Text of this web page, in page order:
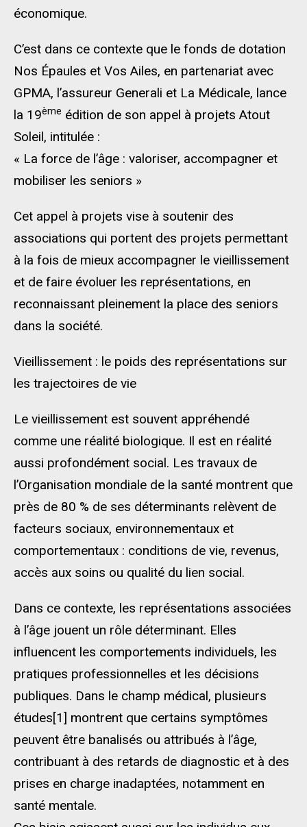
économique.
C’est dans ce contexte que le fonds de dotation
Nos Épaules et Vos Ailes, en partenariat avec
GPMA, l’assureur Generali et La Médicale, lance
la 19ème édition de son appel à projets Atout
Soleil, intitulée :
« La force de l’âge : valoriser, accompagner et
mobiliser les seniors »
Cet appel à projets vise à soutenir des
associations qui portent des projets permettant
à la fois de mieux accompagner le vieillissement
et de faire évoluer les représentations, en
reconnaissant pleinement la place des seniors
dans la société.
Vieillissement : le poids des représentations sur
les trajectoires de vie
Le vieillissement est souvent appréhendé
comme une réalité biologique. Il est en réalité
aussi profondément social. Les travaux de
l’Organisation mondiale de la santé montrent que
près de 80 % de ses déterminants relèvent de
facteurs sociaux, environnementaux et
comportementaux : conditions de vie, revenus,
accès aux soins ou qualité du lien social.
Dans ce contexte, les représentations associées
à l’âge jouent un rôle déterminant. Elles
influencent les comportements individuels, les
pratiques professionnelles et les décisions
publiques. Dans le champ médical, plusieurs
études[1] montrent que certains symptômes
peuvent être banalisés ou attribués à l’âge,
contribuant à des retards de diagnostic et à des
prises en charge inadaptées, notamment en
santé mentale.